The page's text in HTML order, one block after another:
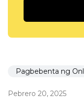
Pebrero 20, 2025